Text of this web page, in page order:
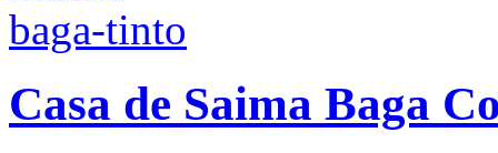
Casa de Saima Baga